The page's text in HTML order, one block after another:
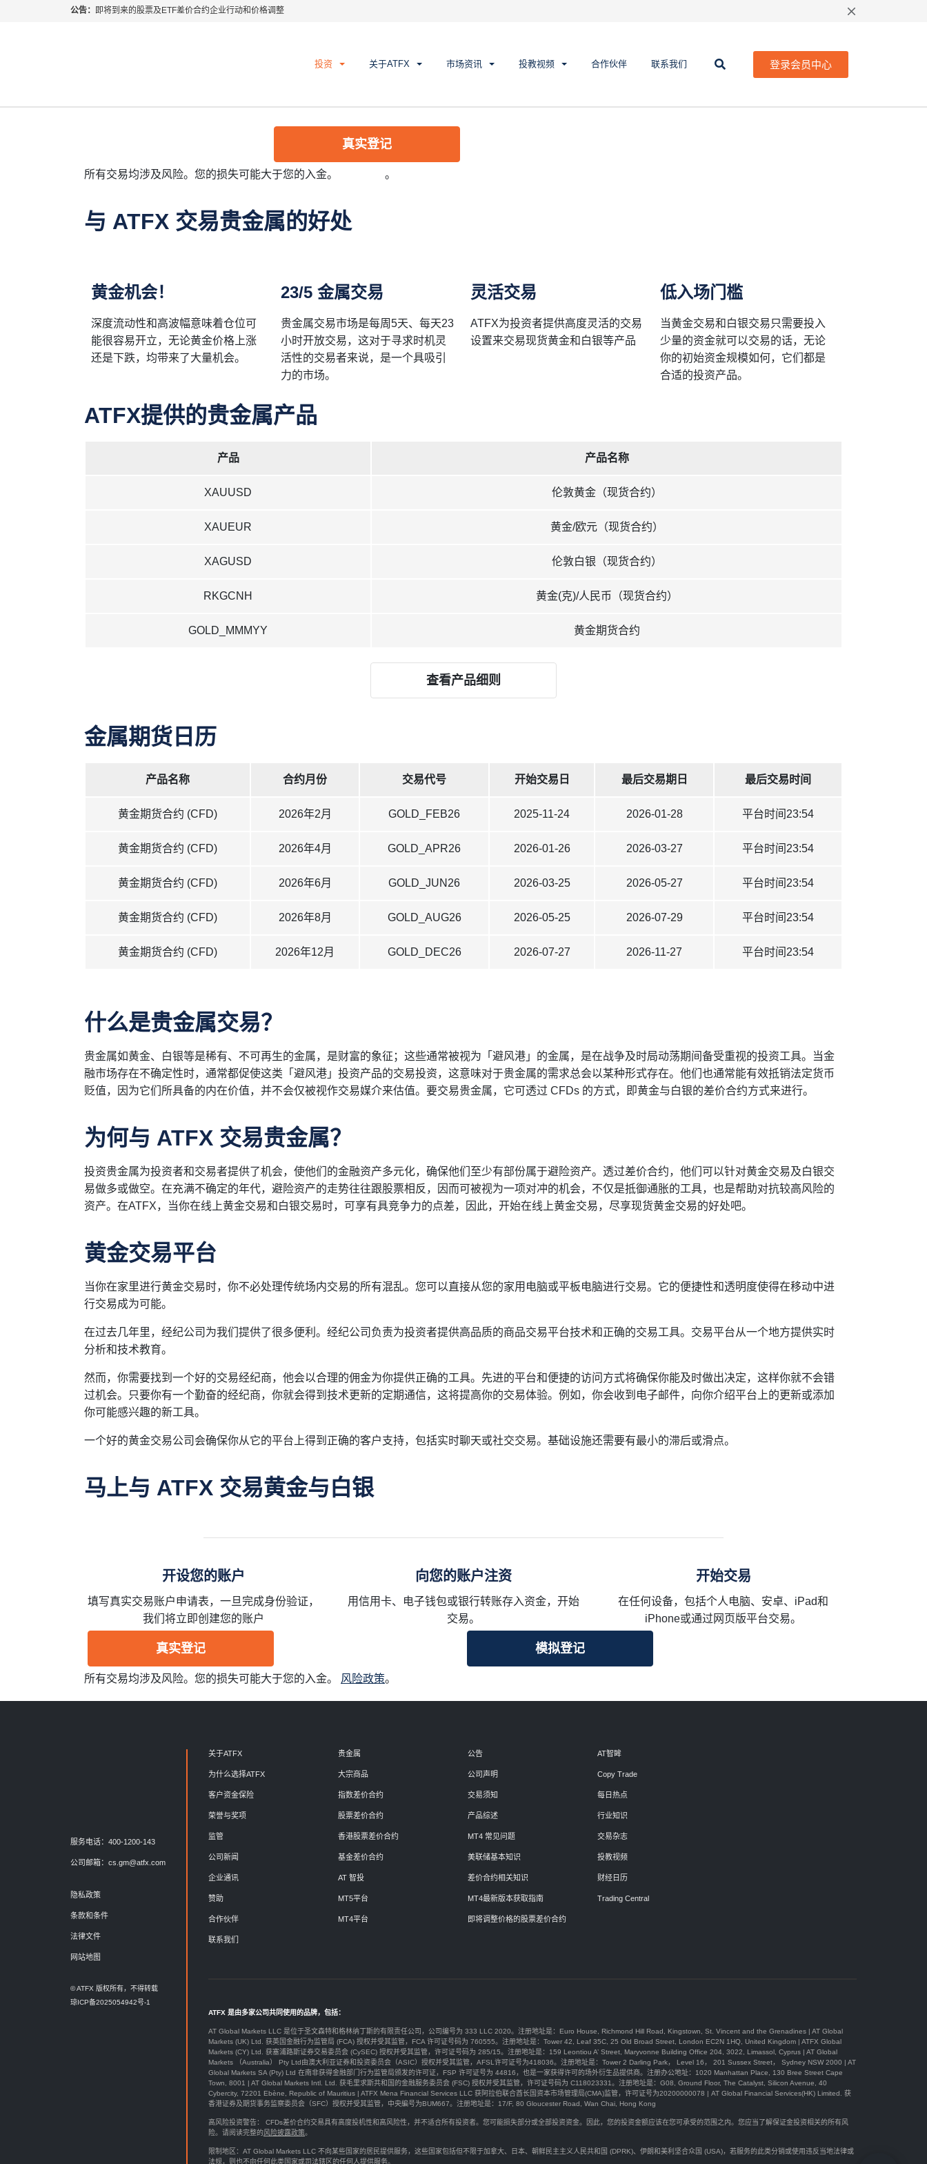
公告： 即将到来的股票及ETF差价合约企业行动和价格调整
投资 关于ATFX 市场资讯 投教视频 合作伙伴 联系我们 登录会员中心
ATFX通过线上交易平台提供现货黄金、现货白银、黄金期货合约、铜期货
真实登记
所有交易均涉及风险。您的损失可能大于您的入金。 。
与 ATFX 交易贵金属的好处
黄金机会！
深度流动性和高波幅意味着仓位可
能很容易开立，无论黄金价格上涨
还是下跌，均带来了大量机会。
23/5 金属交易
贵金属交易市场是每周5天、每天23
小时开放交易，这对于寻求时机灵
活性的交易者来说，是一个具吸引
力的市场。
灵活交易
ATFX为投资者提供高度灵活的交易
设置来交易现货黄金和白银等产品
低入场门槛
当黄金交易和白银交易只需要投入
少量的资金就可以交易的话，无论
你的初始资金规模如何，它们都是
合适的投资产品。
ATFX提供的贵金属产品
产品 产品名称
XAUUSD 伦敦黄金（现货合约）
XAUEUR 黄金/欧元（现货合约）
XAGUSD 伦敦白银（现货合约）
RKGCNH 黄金(克)/人民币（现货合约）
GOLD_MMMYY 黄金期货合约
查看产品细则
金属期货日历
产品名称 合约月份 交易代号 开始交易日 最后交易期日 最后交易时间
黄金期货合约 (CFD) 2026年2月 GOLD_FEB26 2025-11-24 2026-01-28 平台时间23:54
黄金期货合约 (CFD) 2026年4月 GOLD_APR26 2026-01-26 2026-03-27 平台时间23:54
黄金期货合约 (CFD) 2026年6月 GOLD_JUN26 2026-03-25 2026-05-27 平台时间23:54
黄金期货合约 (CFD) 2026年8月 GOLD_AUG26 2026-05-25 2026-07-29 平台时间23:54
黄金期货合约 (CFD) 2026年12月 GOLD_DEC26 2026-07-27 2026-11-27 平台时间23:54
什么是贵金属交易？
贵金属如黄金、白银等是稀有、不可再生的金属，是财富的象征；这些通常被视为「避风港」的金属，是在战争及时局动荡期间备受重视的投资工具。当金
融市场存在不确定性时，通常都促使这类「避风港」投资产品的交易投资，这意味对于贵金属的需求总会以某种形式存在。他们也通常能有效抵销法定货币
贬值，因为它们所具备的内在价值，并不会仅被视作交易媒介来估值。要交易贵金属，它可透过 CFDs 的方式，即黄金与白银的差价合约方式来进行。
为何与 ATFX 交易贵金属？
投资贵金属为投资者和交易者提供了机会，使他们的金融资产多元化，确保他们至少有部份属于避险资产。透过差价合约，他们可以针对黄金交易及白银交
易做多或做空。在充满不确定的年代，避险资产的走势往往跟股票相反，因而可被视为一项对冲的机会，不仅是抵御通胀的工具，也是帮助对抗较高风险的
资产。在ATFX，当你在线上黄金交易和白银交易时，可享有具竞争力的点差，因此，开始在线上黄金交易，尽享现货黄金交易的好处吧。
黄金交易平台
当你在家里进行黄金交易时，你不必处理传统场内交易的所有混乱。您可以直接从您的家用电脑或平板电脑进行交易。它的便捷性和透明度使得在移动中进
行交易成为可能。
在过去几年里，经纪公司为我们提供了很多便利。经纪公司负责为投资者提供高品质的商品交易平台技术和正确的交易工具。交易平台从一个地方提供实时
分析和技术教育。
然而，你需要找到一个好的交易经纪商，他会以合理的佣金为你提供正确的工具。先进的平台和便捷的访问方式将确保你能及时做出决定，这样你就不会错
过机会。只要你有一个勤奋的经纪商，你就会得到技术更新的定期通信，这将提高你的交易体验。例如，你会收到电子邮件，向你介绍平台上的更新或添加
你可能感兴趣的新工具。
一个好的黄金交易公司会确保你从它的平台上得到正确的客户支持，包括实时聊天或社交交易。基础设施还需要有最小的滞后或滑点。
马上与 ATFX 交易黄金与白银
开设您的账户
填写真实交易账户申请表，一旦完成身份验证，
我们将立即创建您的账户
向您的账户注资
用信用卡、电子钱包或银行转账存入资金，开始
交易。
开始交易
在任何设备，包括个人电脑、安卓、iPad和
iPhone或通过网页版平台交易。
真实登记 模拟登记
所有交易均涉及风险。您的损失可能大于您的入金。 风险政策。
服务电话：400-1200-143
公司邮箱： cs.gm@atfx.com
隐私政策
条款和条件
法律文件
网站地图
© ATFX 版权所有，不得转载
琼ICP备2025054942号-1
关于ATFX
为什么选择ATFX
客户资金保险
荣誉与奖项
监管
公司新闻
企业通讯
赞助
合作伙伴
联系我们
贵金属
大宗商品
指数差价合约
股票差价合约
香港股票差价合约
基金差价合约
AT 智投
MT5平台
MT4平台
公告
公司声明
交易须知
产品综述
MT4 常见问题
美联储基本知识
差价合约相关知识
MT4最新版本获取指南
即将调整价格的股票差价合约
AT智眸
Copy Trade
每日热点
行业知识
交易杂志
投教视频
财经日历
Trading Central
ATFX 是由多家公司共同使用的品牌，包括：
AT Global Markets LLC 是位于圣文森特和格林纳丁斯的有限责任公司，公司编号为 333 LLC 2020。注册地址是：Euro House, Richmond Hill Road, Kingstown, St. Vincent and the Grenadines | AT Global
Markets (UK) Ltd. 获英国金融行为监管局 (FCA) 授权并受其监管，FCA 许可证号码为 760555。注册地址是：Tower 42, Leaf 35C, 25 Old Broad Street, London EC2N 1HQ, United Kingdom | ATFX Global
Markets (CY) Ltd. 获塞浦路斯证券交易委员会 (CySEC) 授权并受其监管，许可证号码为 285/15。注册地址是：159 Leontiou A’ Street, Maryvonne Building Office 204, 3022, Limassol, Cyprus | AT Global
Markets （Australia） Pty Ltd由澳大利亚证券和投资委员会（ASIC）授权并受其监管，AFSL许可证号为418036。注册地址是：Tower 2 Darling Park， Level 16， 201 Sussex Street， Sydney NSW 2000 | AT
Global Markets SA (Pty) Ltd 在南非获得金融部门行为监管局颁发的许可证，FSP 许可证号为 44816，也是一家获得许可的场外衍生品提供商。注册办公地址：1020 Manhattan Place, 130 Bree Street Cape
Town, 8001 | AT Global Markets Intl. Ltd. 获毛里求斯共和国的金融服务委员会 (FSC) 授权并受其监管，许可证号码为 C118023331。注册地址是：G08, Ground Floor, The Catalyst, Silicon Avenue, 40
Cybercity, 72201 Ebène, Republic of Mauritius | ATFX Mena Financial Services LLC 获阿拉伯联合酋长国资本市场管理局(CMA)监管，许可证号为20200000078 | AT Global Financial Services(HK) Limited. 获
香港证券及期货事务监察委员会（SFC）授权并受其监管，中央編号为BUM667。注册地址是：17/F, 80 Gloucester Road, Wan Chai, Hong Kong
高风险投资警告： CFDs差价合约交易具有高度投机性和高风险性，并不适合所有投资者。您可能损失部分或全部投资资金。因此，您的投资金额应该在您可承受的范围之内。您应当了解保证金投资相关的所有风
险。请阅读完整的风险披露政策。
限制地区：AT Global Markets LLC 不向某些国家的居民提供服务，这些国家包括但不限于加拿大、日本、朝鲜民主主义人民共和国 (DPRK)、伊朗和美利坚合众国 (USA)，若服务的此类分销或使用违反当地法律或
法规，则也不向任何此类国家或司法辖区的任何人提供服务。